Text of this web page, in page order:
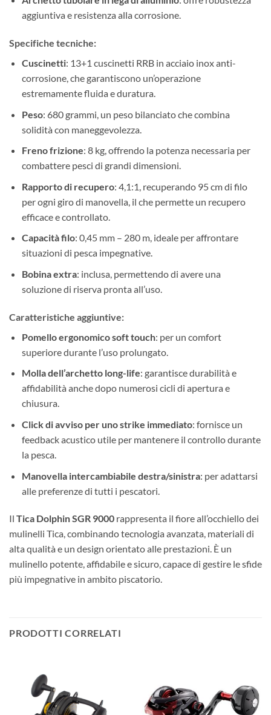
aggiuntiva e resistenza alla corrosione.
Specifiche tecniche:
Cuscinetti: 13+1 cuscinetti RRB in acciaio inox anti-
corrosione, che garantiscono un’operazione
estremamente fluida e duratura.
Peso: 680 grammi, un peso bilanciato che combina
solidità con maneggevolezza.
Freno frizione: 8 kg, offrendo la potenza necessaria per
combattere pesci di grandi dimensioni.
Rapporto di recupero: 4,1:1, recuperando 95 cm di filo
per ogni giro di manovella, il che permette un recupero
efficace e controllato.
Capacità filo: 0,45 mm – 280 m, ideale per affrontare
situazioni di pesca impegnative.
Bobina extra: inclusa, permettendo di avere una
soluzione di riserva pronta all’uso.
Caratteristiche aggiuntive:
Pomello ergonomico soft touch: per un comfort
superiore durante l’uso prolungato.
Molla dell’archetto long-life: garantisce durabilità e
affidabilità anche dopo numerosi cicli di apertura e
chiusura.
Click di avviso per uno strike immediato: fornisce un
feedback acustico utile per mantenere il controllo durante
la pesca.
Manovella intercambiabile destra/sinistra: per adattarsi
alle preferenze di tutti i pescatori.
Il Tica Dolphin SGR 9000 rappresenta il fiore all’occhiello dei
mulinelli Tica, combinando tecnologia avanzata, materiali di
alta qualità e un design orientato alle prestazioni. È un
mulinello potente, affidabile e sicuro, capace di gestire le sfide
più impegnative in ambito piscatorio.
PRODOTTI CORRELATI